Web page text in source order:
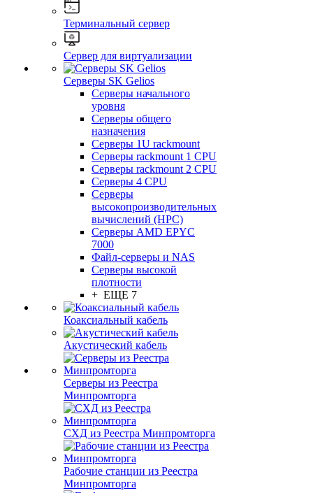
Терминальный сервер
Сервер для виртуализации
Серверы SK Gelios
Серверы начального
уровня
Серверы общего
назначения
Серверы 1U rackmount
Серверы rackmount 1 CPU
Серверы rackmount 2 CPU
Серверы 4 CPU
Серверы
высокопроизводительных
вычислений (HPC)
Серверы AMD EPYC
7000
Файл-серверы и NAS
Серверы высокой
плотности
+ ЕЩЕ 7
Коаксиальный кабель
Акустический кабель
Серверы из Реестра
Минпромторга
СХД из Реестра Минпромторга
Рабочие станции из Реестра
Минпромторга